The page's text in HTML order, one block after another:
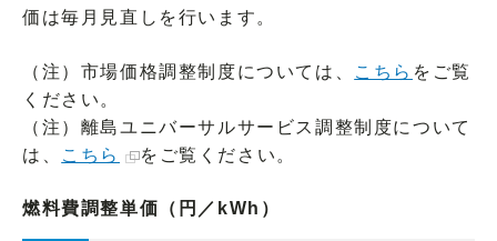
価は毎月見直しを行います。
（注）市場価格調整制度については、 こちら をご覧
ください。
（注）離島ユニバーサルサービス調整制度について
は、
こちら をご覧ください。
燃料費調整単価（円／kWh）